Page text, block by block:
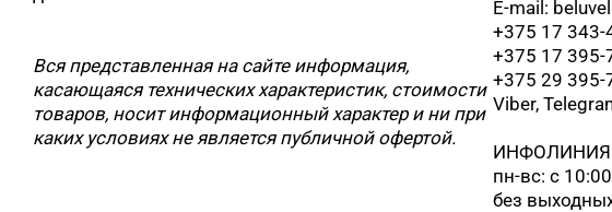
Вся представленная на сайте информация,
касающаяся технических характеристик, стоимости
товаров, носит информационный характер и ни при
каких условиях не является публичной офертой.
E-mail:
+375 17 343-
+375 17 395-
+375 29 395-
Viber,
ИНФОЛИНИЯ
пн-вс: с
без